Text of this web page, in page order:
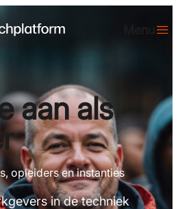
aan als
opleiders en instanties
in de techniek